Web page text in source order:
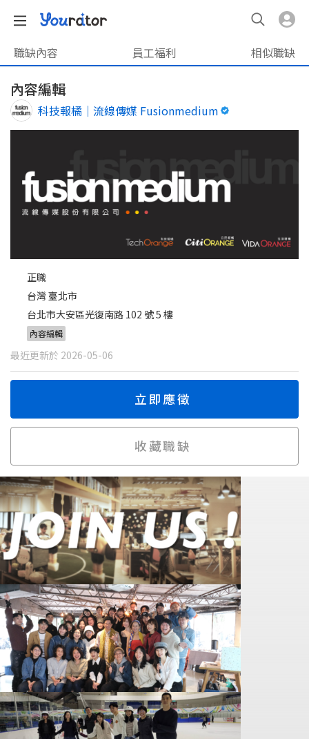
職缺內容 員工福利 相似職缺
內容編輯
科技報橘｜流線傳媒 Fusionmedium
正職
台灣 臺北市
台北市大安區光復南路 102 號 5 樓
內容編輯
最近更新於 2026-05-06
立即應徵
收藏職缺